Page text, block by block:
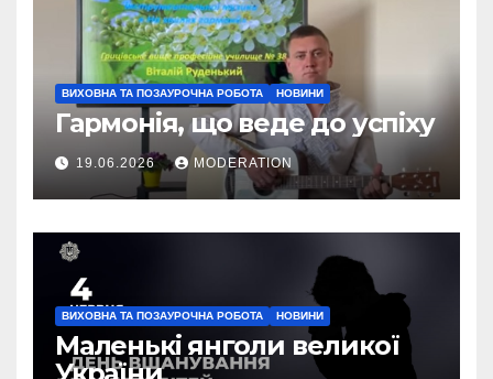
ВИХОВНА ТА ПОЗАУРОЧНА РОБОТА НОВИНИ
Гармонія, що веде до успіху
19.06.2026 MODERATION
ВИХОВНА ТА ПОЗАУРОЧНА РОБОТА НОВИНИ
Маленькі янголи великої